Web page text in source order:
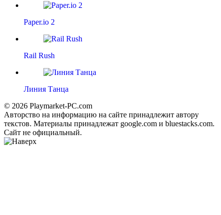
Paper.io 2
Rail Rush
Линия Танца
© 2026 Playmarket-PC.com
Авторство на информацию на сайте принадлежит автору
текстов. Материалы принадлежат google.com и bluestacks.com.
Сайт не официальный.